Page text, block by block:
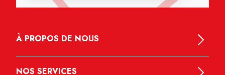
À PROPOS DE NOUS
NOS SERVICES